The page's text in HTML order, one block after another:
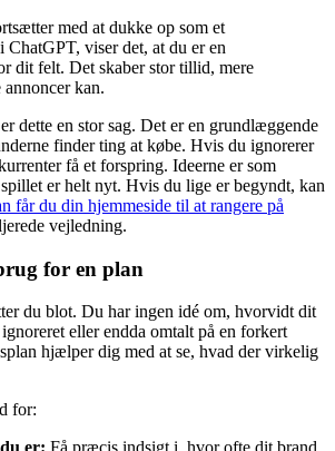
med at dukke op som et
viser det, at du er en
dit felt. Det skaber stor tillid, mere
kan.
dette en stor sag. Det er en grundlæggende
finder ting at købe. Hvis du ignorerer
få et forspring. Ideerne er som
er helt nyt. Hvis du lige er begyndt, kan
får du din hjemmeside til at rangere på
vejledning.
for en plan
du blot. Du har ingen idé om, hvorvidt dit
eller endda omtalt på en forkert
hjælper dig med at se, hvad der virkelig
for: